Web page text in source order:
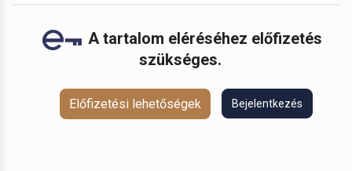
A tartalom eléréséhez előfizetés
szükséges.
Előfizetési lehetőségek Bejelentkezés